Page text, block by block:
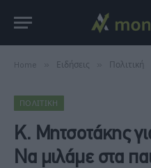
Home Ειδήσεις Πολιτική
ΠΟΛΙΤΙΚΉ
Κ. Μητσοτάκης
Να μιλάμε στα